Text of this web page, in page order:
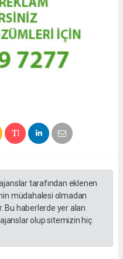
tarafından eklenen
müdahalesi olmadan
Bu haberlerde yer alan
olup sitemizin hiç